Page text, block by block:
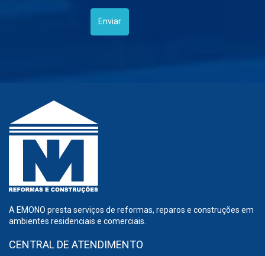
A EMONO presta serviços de reformas, reparos e construções em
ambientes residenciais e comerciais.
CENTRAL DE ATENDIMENTO